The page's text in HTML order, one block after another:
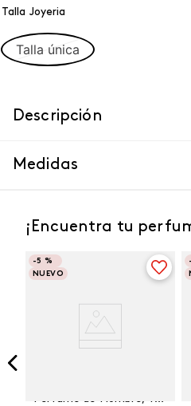
Talla Joyeria
Talla única
Descripción
Medidas
¡Encuentra tu
-5 %
NUEVO
Perfume de Hombre, 100